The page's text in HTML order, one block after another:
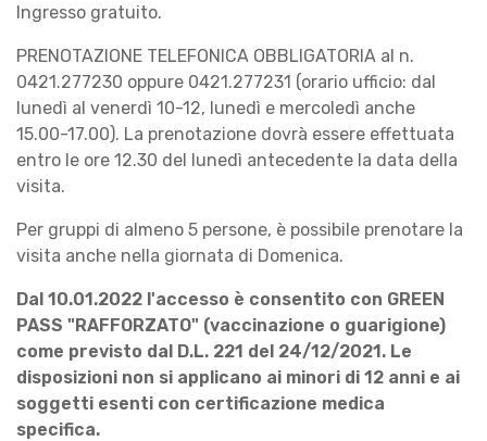
Ingresso gratuito.
PRENOTAZIONE TELEFONICA OBBLIGATORIA al n.
0421.277230 oppure 0421.277231 (orario ufficio: dal
lunedì al venerdì 10-12, lunedì e mercoledì anche
15.00-17.00). La prenotazione dovrà essere effettuata
entro le ore 12.30 del lunedì antecedente la data della
visita.
Per gruppi di almeno 5 persone, è possibile prenotare la
visita anche nella giornata di Domenica.
Dal 10.01.2022 l'accesso è consentito con GREEN
PASS "RAFFORZATO" (vaccinazione o guarigione)
come previsto dal D.L. 221 del 24/12/2021. Le
disposizioni non si applicano ai minori di 12 anni e ai
soggetti esenti con certificazione medica
specifica.